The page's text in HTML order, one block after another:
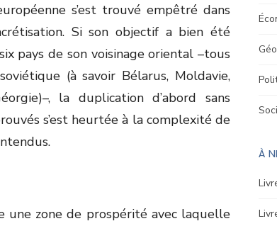
s’est trouvé empêtré dans
Si son objectif a bien été
pays de son voisinage oriental –tous
(à savoir Bélarus, Moldavie,
la duplication d’abord sans
s’est heurtée à la complexité de
une zone de prospérité avec laquelle
À